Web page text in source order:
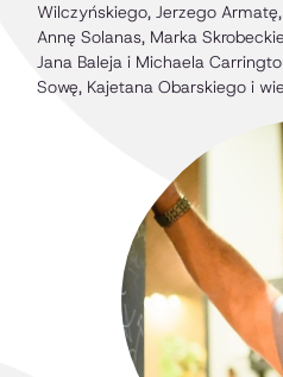
Wilczyńskiego, Jerzego
Annę Solanas, Marka
Jana Baleja i Michaela
Sowę, Kajetana Obarskiego i